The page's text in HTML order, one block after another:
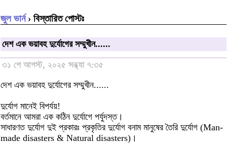
জুল ভার্ন› বিস্তারিত পোস্টঃ
দেশ এক ভয়াবহ দুর্যোগের সম্মুখীন......
৩১ শে আগস্ট, ২০২৫ সন্ধ্যা ৭:৩৫
দেশ এক ভয়াবহ দুর্যোগের সম্মুখীন......
দুর্যোগ মানেই বিপর্যয়!
বর্তমানে আমরা এক কঠিন দুর্যোগে পর্যুদস্ত।
সাধারণত দুর্যোগ দুই প্রকারঃ প্রকৃতির দুর্যোগ বনাম মানুষের তৈরি দুর্যোগ (Man-
made disasters & Natural disasters)।